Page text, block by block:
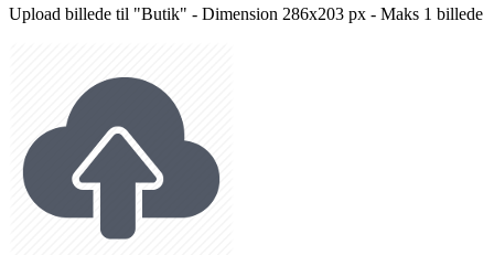
Upload billede til "Butik" - Dimension 286x203 px - Maks 1 billede